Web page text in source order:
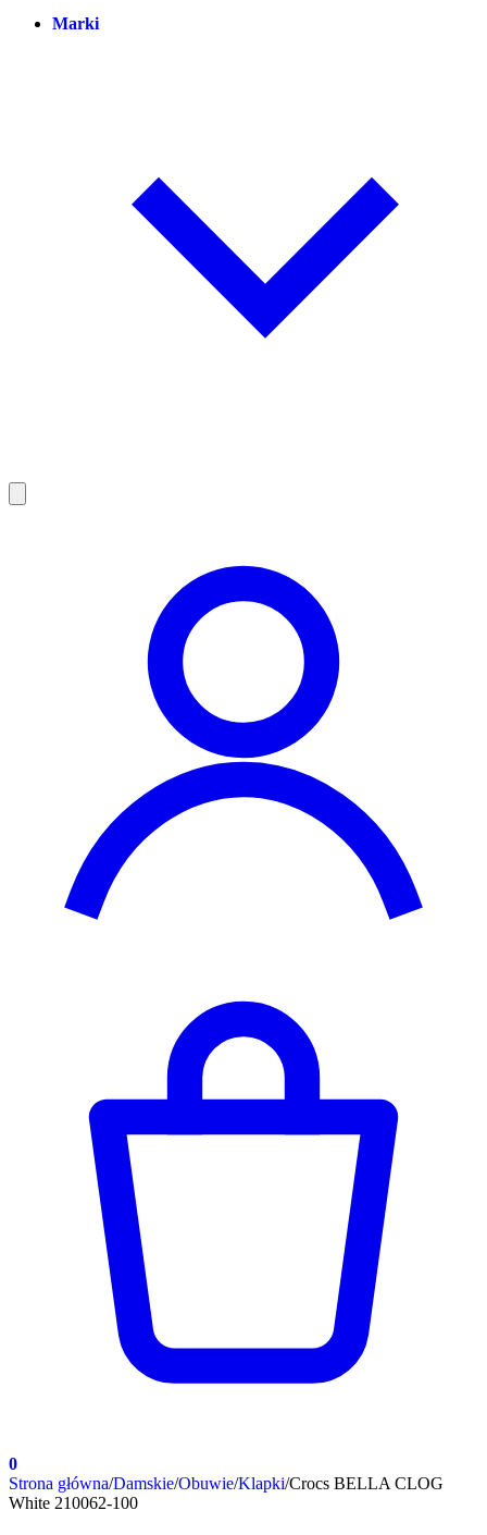
Marki
0
Strona główna/Damskie/Obuwie/Klapki/Crocs BELLA CLOG
White 210062-100